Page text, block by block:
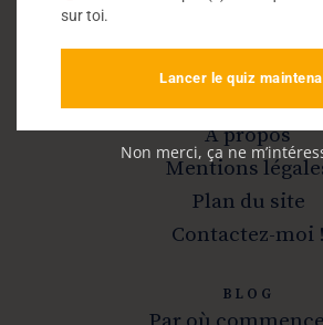
Sortir de la dette et
INFOS
A propos
Mentions
Plan du site
Contactez-moi !
BLOG
sur toi.
Lancer le quiz
Non merci, ça ne